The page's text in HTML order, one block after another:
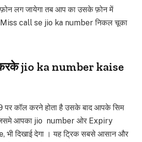
लग जायेगा तब आप का उसके फ़ोन में
Miss call se jio ka number निकल चूका
jio ka number kaise
पर कॉल करने होता है उसके बाद आपके सिम
आपका jio number ओर Expiry
भी दिखाई देगा । यह ट्रिक सबसे आसान और